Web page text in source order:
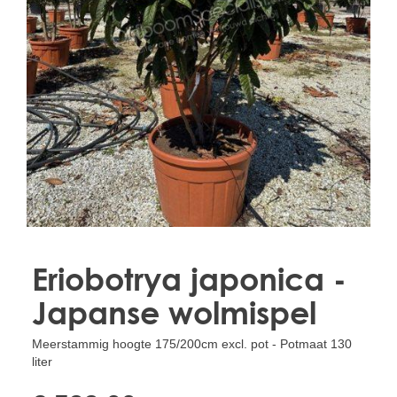
Treesafe
VORSTBESCHERMINGVOORBOMEN.NL
WINTERSCHUTZFUERBAEUME.DE
FROSTPROTECTIONFORTREES.CO.UK
Terracotta
TERRACOTTA.NL
TERRACOTTA.BE
TERRAKOTTA.DE
Eriobotrya japonica -
Japanse wolmispel
Meerstammig hoogte 175/200cm excl. pot - Potmaat 130
liter